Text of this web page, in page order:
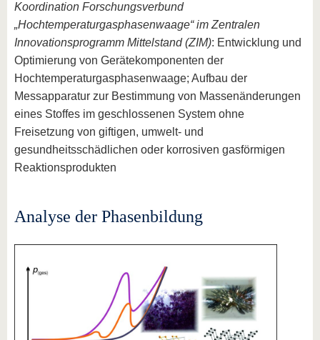
Koordination Forschungsverbund
„Hochtemperaturgasphasenwaage“ im Zentralen
Innovationsprogramm Mittelstand (ZIM): Entwicklung und
Optimierung von Gerätekomponenten der
Hochtemperaturgasphasenwaage; Aufbau der
Messapparatur zur Bestimmung von Massenänderungen
eines Stoffes im geschlossenen System ohne
Freisetzung von giftigen, umwelt- und
gesundheitsschädlichen oder korrosiven gasförmigen
Reaktionsprodukten
Analyse der Phasenbildung